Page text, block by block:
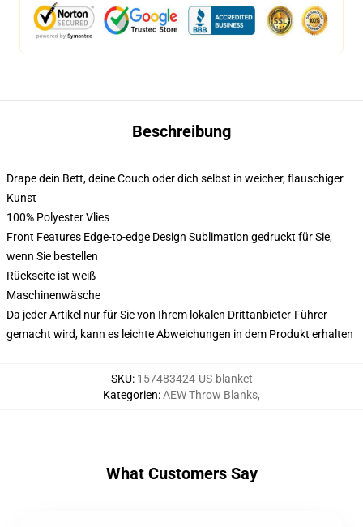
Beschreibung
Drape dein Bett, deine Couch oder dich selbst in weicher, flauschiger
Kunst
100% Polyester Vlies
Front Features Edge-to-edge Design Sublimation gedruckt für Sie,
wenn Sie bestellen
Rückseite ist weiß
Maschinenwäsche
Da jeder Artikel nur für Sie von Ihrem lokalen Drittanbieter-Führer
gemacht wird, kann es leichte Abweichungen in dem Produkt erhalten
SKU: 157483424-US-blanket
Kategorien:AEW Throw Blanks,
What Customers Say